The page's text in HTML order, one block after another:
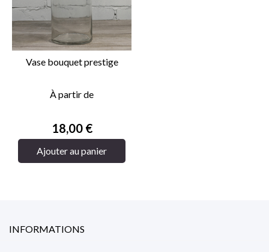
Vase bouquet prestige
À partir de
Prix
18,00 €
Ajouter au panier
INFORMATIONS